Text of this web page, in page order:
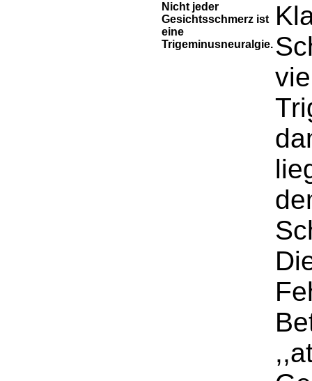
Nicht jeder
Gesichtsschmerz ist
eine
Trigeminusneuralgie.